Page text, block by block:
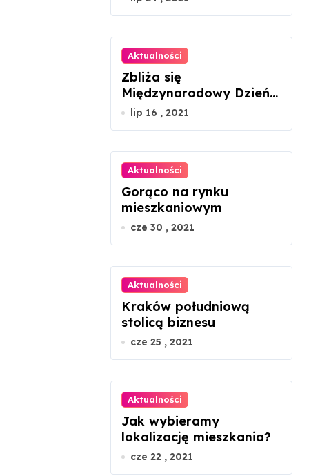
Aktualności
Zbliża się
Międzynarodowy Dzień
Szachów
lip 16 , 2021
Aktualności
Gorąco na rynku
mieszkaniowym
cze 30 , 2021
Aktualności
Kraków południową
stolicą biznesu
cze 25 , 2021
Aktualności
Jak wybieramy
lokalizację mieszkania?
cze 22 , 2021